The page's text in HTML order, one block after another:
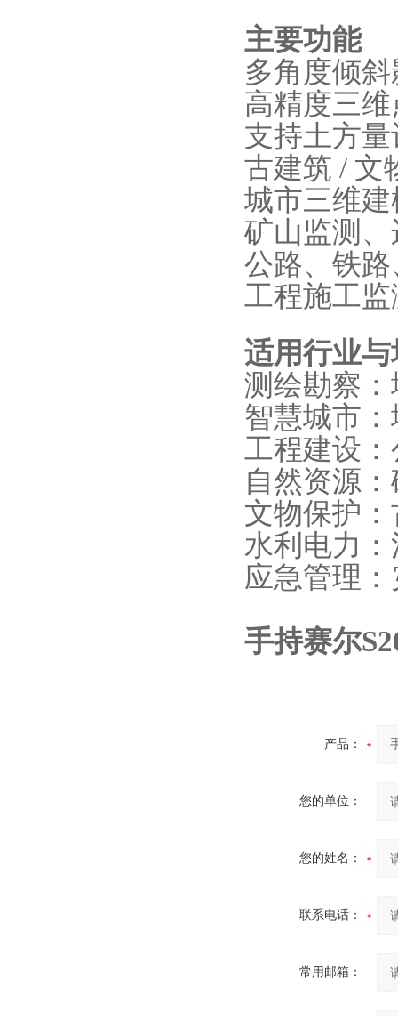
主要功能
多角度倾
高精度三
支持土方
古建筑 / 文
城市三维
矿山监测
公路、铁
工程施工
适用行业与
测绘勘察
智慧城市
工程建设
自然资源
文物保护
水利电力
应急管理
手持赛尔
产品：
您的单位：
您的姓名：
联系电话：
常用邮箱：